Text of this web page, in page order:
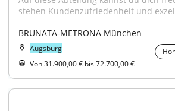
stehen Kundenzufriedenheit und
BRUNATA-METRONA München
Augsburg
Von 31.900,00 € bis 72.700,00 €